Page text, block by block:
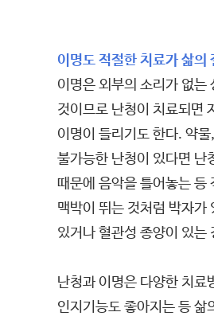
이명도 적절한 치료가 삶의
이명은 외부의 소리가 없는
것이므로 난청이 치료되면
이명이 들리기도 한다. 약
불가능한 난청이 있다면 난
때문에 음악을 틀어놓는 등
맥박이 뛰는 것처럼 박자가
있거나 혈관성 종양이 있는
난청과 이명은 다양한 치료
인지기능도 좋아지는 등 삶